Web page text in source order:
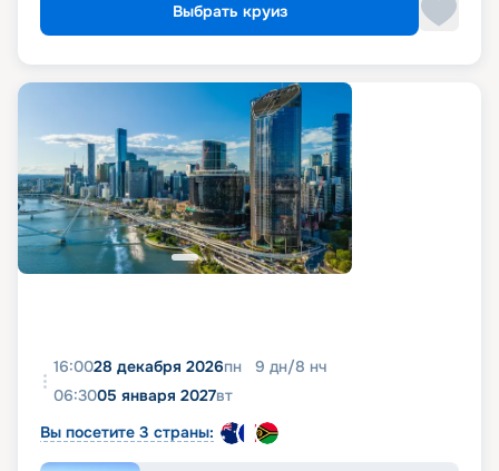
Выбрать круиз
16:0028 декабря 2026пн 9 дн/8 нч
06:3005 января 2027вт
Вы посетите 3 страны: